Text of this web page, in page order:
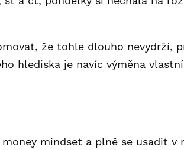
že tohle dlouho nevydrží,
hlediska je navíc výměna
mindset a plně se usadit v